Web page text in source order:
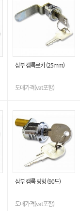
삼부 캠록로카 (25mm)
도매가격(vat포함)
삼부 캠록 링형 (90도)
도매가격(vat포함)